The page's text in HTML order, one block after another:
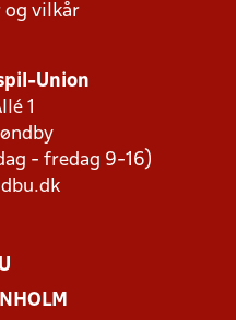
og vilkår
Union
1
- fredag 9-16)